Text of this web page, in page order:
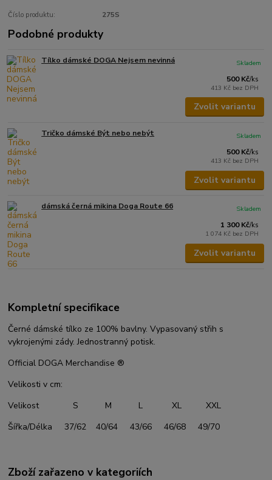
Číslo produktu: 275S
Podobné produkty
Tílko dámské DOGA Nejsem nevinná
500 Kč/ks
413 Kč bez DPH
Skladem
Zvolit variantu
Tričko dámské Být nebo nebýt
500 Kč/ks
413 Kč bez DPH
Skladem
Zvolit variantu
dámská černá mikina Doga Route 66
1 300 Kč/ks
1 074 Kč bez DPH
Skladem
Zvolit variantu
Kompletní specifikace
Černé dámské tílko ze 100% bavlny. Vypasovaný střih s
vykrojenými zády. Jednostranný potisk.
Official DOGA Merchandise ®
Velikosti v cm:
Velikost S M L XL XXL
Šířka/Délka 37/62 40/64 43/66 46/68 49/70
Zboží zařazeno v kategoriích